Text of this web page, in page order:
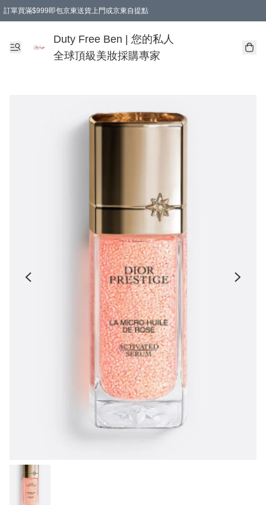
訂單買滿$999即包京東送貨上門或京東自提點
Duty Free Ben | 您的私人
全球頂級美妝採購專家